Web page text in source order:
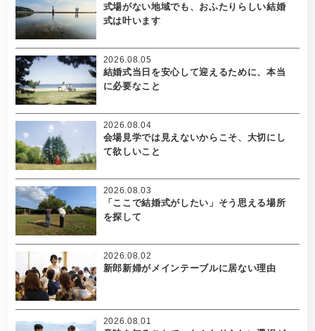
式場がない地域でも、おふたりらしい結婚
式は叶います
結婚式当日を安心して迎えるために、本当
に必要なこと
2026.08.05
会場見学では見えないからこそ、大切にし
て欲しいこと
2026.08.04
「ここで結婚式がしたい」そう思える場所
を探して
2026.08.03
新郎新婦がメインテーブルに居ない理由
2026.08.02
2026.08.01